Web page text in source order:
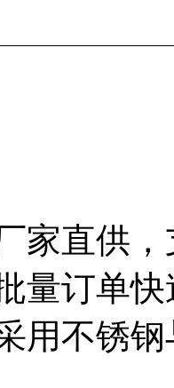
家直供
量订单
用不锈